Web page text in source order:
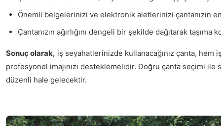
Önemli belgelerinizi ve elektronik aletlerinizi çantanızın
Çantanızın ağırlığını dengeli bir şekilde dağıtarak taşıma
Sonuç olarak, iş seyahatlerinizde kullanacağınız çanta, hem
profesyonel imajınızı desteklemelidir. Doğru çanta seçimi
düzenli hale gelecektir.